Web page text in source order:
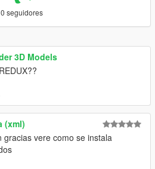
0 seguidores
3D Models
(xml)
gracias vere como se instala